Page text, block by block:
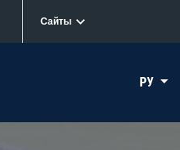
Сайты
РУ